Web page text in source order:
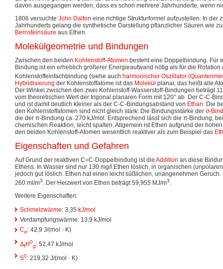
davon ausgegangen werden, dass es schon mehrere Jahrhunderte, wenn
1806 versuchte John Dalton eine richtige Strukturformel aufzustellen. In der
Jahrhunderts gelang die synthetische Darstellung pflanzlicher Säuren wie
Bernsteinsäure aus Ethen.
Molekülgeometrie und Bindungen
Zwischen den beiden Kohlenstoff-Atomen besteht eine Doppelbindung. Für
Bindung ist ein erheblich größerer Energieaufwand nötig als für die Rotation
Kohlenstoffeinfachbindung (siehe auch harmonischer Oszillator
Hybridisierung der Kohlenstoffatome ist das Molekül planar, das heißt alle
Der Winkel zwischen den zwei Kohlenstoff-Wasserstoff-Bindungen beträgt
vom theoretischen Wert der trigonal planaren Form mit 120° ab. Der C-C-
und ist damit deutlich kleiner als der C-C-Bindungsabstand von Ethan. Die
den Kohlenstoffatomen sind nicht gleich stark: Die Bindungsstärke der σ-
die der π-Bindung ca. 270 kJ/mol. Entsprechend lässt sich die π-Bindung,
chemischen Reaktion, leicht spalten. Allgemein ist Ethen aufgrund der
den beiden Kohlenstoff-Atomen wesentlich reaktiver als zum Beispiel das
Eigenschaften und Gefahren
Auf Grund der reaktiven C=C-Doppelbindung ist die Addition an diese
Ethens. In Wasser sind nur 130 mg/l Ethen löslich, in organischen
jedoch gut löslich. Ethen hat einen leicht süßlichen, unangenehmen
260 ml/m3. Der Heizwert von Ethen beträgt 59,955 MJ/m3.
Weitere Eigenschaften:
Schmelzwärme: 3,35 kJ/mol
Verdampfungswärme: 13,9 kJ/mol
Cp: 42,9 J/(mol · K)
ΔfH0
g: 52,47 kJ/mol
S0: 219,32 J/(mol · K)